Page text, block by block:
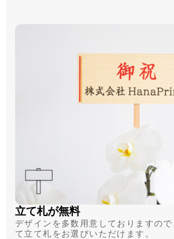
立て札が無料
デザインを多数用意しておりますの
て立て札をお選びいただけます。